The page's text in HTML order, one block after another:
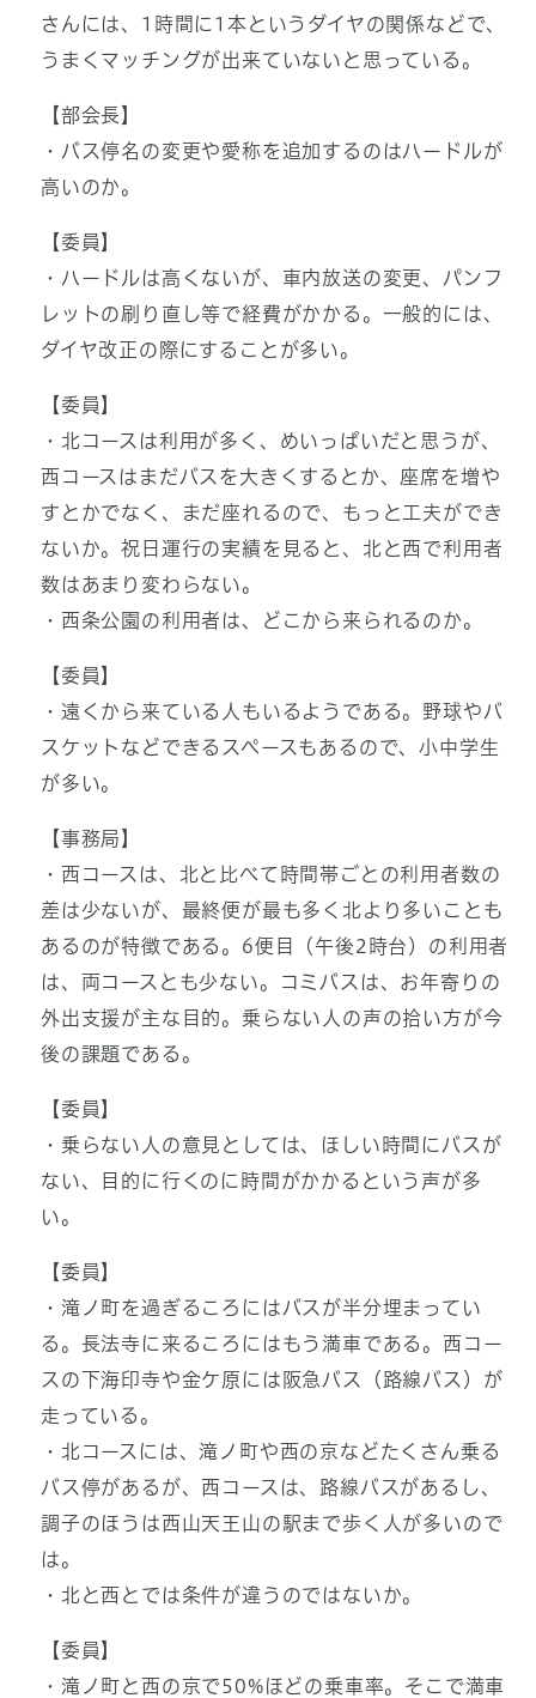
さんには、1時間に1本というダイヤの関係などで、
うまくマッチングが出来ていないと思っている。
【部会長】
・バス停名の変更や愛称を追加するのはハードルが
高いのか。
【委員】
・ハードルは高くないが、車内放送の変更、パンフ
レットの刷り直し等で経費がかかる。一般的には、
ダイヤ改正の際にすることが多い。
【委員】
・北コースは利用が多く、めいっぱいだと思うが、
西コースはまだバスを大きくするとか、座席を増や
すとかでなく、まだ座れるので、もっと工夫ができ
ないか。祝日運行の実績を見ると、北と西で利用者
数はあまり変わらない。
・西条公園の利用者は、どこから来られるのか。
【委員】
・遠くから来ている人もいるようである。野球やバ
スケットなどできるスペースもあるので、小中学生
が多い。
【事務局】
・西コースは、北と比べて時間帯ごとの利用者数の
差は少ないが、最終便が最も多く北より多いことも
あるのが特徴である。6便目（午後2時台）の利用者
は、両コースとも少ない。コミバスは、お年寄りの
外出支援が主な目的。乗らない人の声の拾い方が今
後の課題である。
【委員】
・乗らない人の意見としては、ほしい時間にバスが
ない、目的に行くのに時間がかかるという声が多
い。
【委員】
・滝ノ町を過ぎるころにはバスが半分埋まってい
る。長法寺に来るころにはもう満車である。西コー
スの下海印寺や金ケ原には阪急バス（路線バス）が
走っている。
・北コースには、滝ノ町や西の京などたくさん乗る
バス停があるが、西コースは、路線バスがあるし、
調子のほうは西山天王山の駅まで歩く人が多いので
は。
・北と西とでは条件が違うのではないか。
【委員】
・滝ノ町と西の京で50%ほどの乗車率。そこで満車